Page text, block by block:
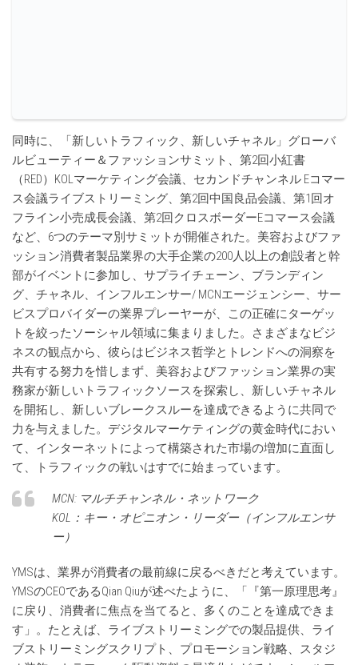
同時に、「新しいトラフィック、新しいチャネル」グローバ
ルビューティー＆ファッションサミット、第2回小紅書
（RED）KOLマーケティング会議、セカンドチャンネル Eコマー
ス会議ライブストリーミング、第2回中国良品会議、第1回オ
フライン小売成長会議、第2回クロスボーダーEコマース会議
など、6つのテーマ別サミットが開催された。美容およびファ
ッション消費者製品業界の大手企業の200人以上の創設者と幹
部がイベントに参加し、サプライチェーン、ブランディン
グ、チャネル、インフルエンサー/ MCNエージェンシー、サー
ビスプロバイダーの業界プレーヤーが、この正確にターゲッ
トを絞ったソーシャル領域に集まりました。さまざまなビジ
ネスの観点から、彼らはビジネス哲学とトレンドへの洞察を
共有する努力を惜しまず、美容およびファッション業界の実
務家が新しいトラフィックソースを探索し、新しいチャネル
を開拓し、新しいブレークスルーを達成できるように共同で
力を与えました。デジタルマーケティングの黄金時代におい
て、インターネットによって構築された市場の増加に直面し
て、トラフィックの戦いはすでに始まっています。
MCN: マルチチャンネル・ネットワーク
KOL：キー・オピニオン・リーダー（インフルエンサ
ー）
YMSは、業界が消費者の最前線に戻るべきだと考えています。
YMSのCEOであるQian Qiuが述べたように、「『第一原理思考』
に戻り、消費者に焦点を当てると、多くのことを達成できま
す」。たとえば、ライブストリーミングでの製品提供、ライ
ブストリーミングスクリプト、プロモーション戦略、スタジ